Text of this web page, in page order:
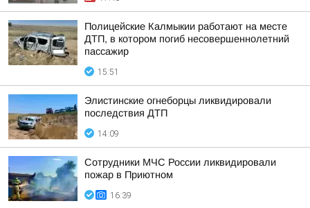
Полицейские Калмыкии работают на месте
ДТП, в котором погиб несовершеннолетний
пассажир
15:51
Элистинские огнеборцы ликвидировали
последствия ДТП
14:09
Сотрудники МЧС России ликвидировали
пожар в Приютном
16:39